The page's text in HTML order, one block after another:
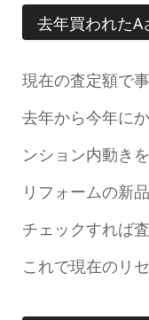
去年買われたA
現在の査定額で事
去年から今年に
ンション内動き
リフォームの新
チェックすれば
これで現在のリ